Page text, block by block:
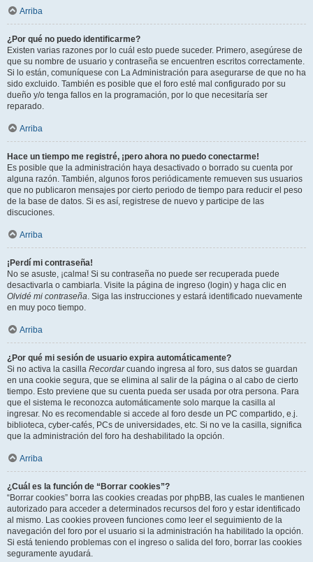
Arriba
¿Por qué no puedo identificarme?
Existen varias razones por lo cuál esto puede suceder. Primero, asegúrese de
que su nombre de usuario y contraseña se encuentren escritos correctamente.
Si lo están, comuníquese con La Administración para asegurarse de que no ha
sido excluido. También es posible que el foro esté mal configurado por su
dueño y/o tenga fallos en la programación, por lo que necesitaría ser
reparado.
Arriba
Hace un tiempo me registré, ¡pero ahora no puedo conectarme!
Es posible que la administración haya desactivado o borrado su cuenta por
alguna razón. También, algunos foros periódicamente remueven sus usuarios
que no publicaron mensajes por cierto periodo de tiempo para reducir el peso
de la base de datos. Si es así, registrese de nuevo y participe de las
discuciones.
Arriba
¡Perdí mi contraseña!
No se asuste, ¡calma! Si su contraseña no puede ser recuperada puede
desactivarla o cambiarla. Visite la página de ingreso (login) y haga clic en
Olvidé mi contraseña. Siga las instrucciones y estará identificado nuevamente
en muy poco tiempo.
Arriba
¿Por qué mi sesión de usuario expira automáticamente?
Si no activa la casilla Recordarcuando ingresa al foro, sus datos se guardan
en una cookie segura, que se elimina al salir de la página o al cabo de cierto
tiempo. Esto previene que su cuenta pueda ser usada por otra persona. Para
que el sistema le reconozca automáticamente solo marque la casilla al
ingresar. No es recomendable si accede al foro desde un PC compartido, e.j.
biblioteca, cyber-cafés, PCs de universidades, etc. Si no ve la casilla, significa
que la administración del foro ha deshabilitado la opción.
Arriba
¿Cuál es la función de “Borrar cookies”?
“Borrar cookies” borra las cookies creadas por phpBB, las cuales le mantienen
autorizado para acceder a determinados recursos del foro y estar identificado
al mismo. Las cookies proveen funciones como leer el seguimiento de la
navegación del foro por el usuario si la administración ha habilitado la opción.
Si está teniendo problemas con el ingreso o salida del foro, borrar las cookies
seguramente ayudará.